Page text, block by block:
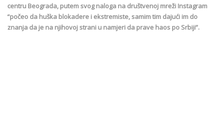
centru Beograda, putem svog naloga na društvenoj mreži Instagram
“počeo da huška blokadere i ekstremiste, samim tim dajući im do
znanja da je na njihovoj strani u namjeri da prave haos po Srbiji”.